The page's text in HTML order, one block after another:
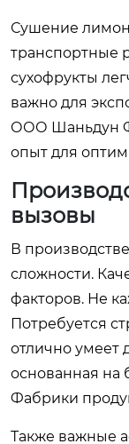
Сушение
транспортные
сухофрукты
важно для
ООО Шаньдун
опыт для
вызовы
В
сложности.
факторов. Не
Потребуется
отлично
основанная на
Фабрики
Также важные